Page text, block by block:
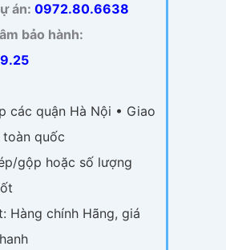
án: 0972.80.6638
bảo hành:
các quận Hà Nội • Giao
toàn quốc
gộp hoặc số lượng
Hàng chính Hãng, giá